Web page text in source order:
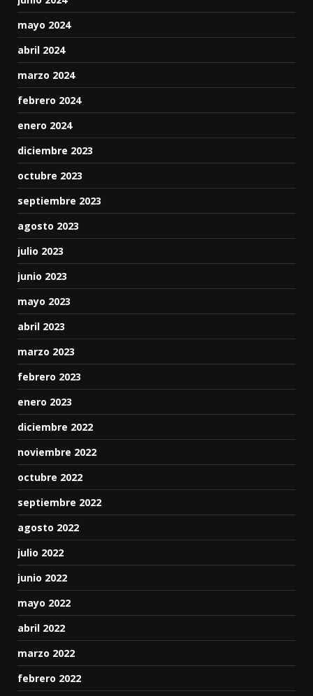
mayo 2024
abril 2024
marzo 2024
febrero 2024
enero 2024
diciembre 2023
octubre 2023
septiembre 2023
agosto 2023
julio 2023
junio 2023
mayo 2023
abril 2023
marzo 2023
febrero 2023
enero 2023
diciembre 2022
noviembre 2022
octubre 2022
septiembre 2022
agosto 2022
julio 2022
junio 2022
mayo 2022
abril 2022
marzo 2022
febrero 2022